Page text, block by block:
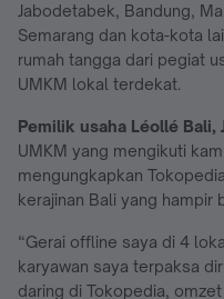
Jabodetabek, Bandung,
Semarang dan kota-kota
rumah tangga dari pegiat
UMKM lokal terdekat.
Pemilik usaha Léollé Bali,
UMKM yang mengikuti
mengungkapkan
kerajinan Bali yang hampir
“Gerai offline saya di 4
karyawan saya terpaksa
daring di Tokopedia,